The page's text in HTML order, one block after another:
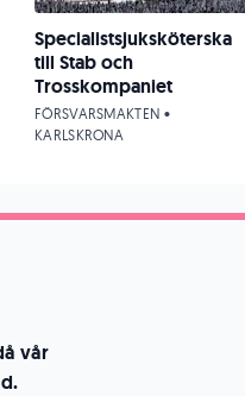
vår
Specialistsjuksköterska
till Stab och
Trosskompaniet
FÖRSVARSMAKTEN •
KARLSKRONA